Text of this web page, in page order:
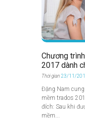
Chương
2017 dành
Thời gian23/11/
Đặng Nam
mềm trados
đích: Sau khi
mềm...